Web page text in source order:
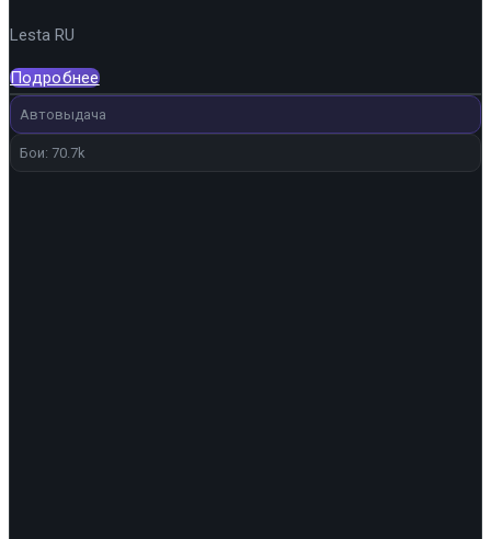
Lesta RU
Подробнее
Автовыдача
Бои: 70.7k